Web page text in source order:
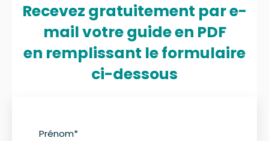
Recevez gratuitement par e-
mail votre guide en PDF
en remplissant le formulaire
ci-dessous
Prénom*